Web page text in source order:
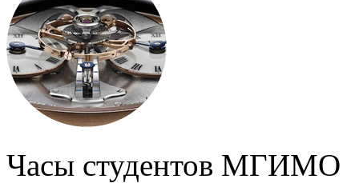
Часы студентов МГИМО